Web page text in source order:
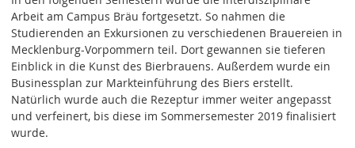
Arbeit am Campus Bräu fortgesetzt. So nahmen die
Studierenden an Exkursionen zu verschiedenen Brauereien in
Mecklenburg-Vorpommern teil. Dort gewannen sie tieferen
Einblick in die Kunst des Bierbrauens. Außerdem wurde ein
Businessplan zur Markteinführung des Biers erstellt.
Natürlich wurde auch die Rezeptur immer weiter angepasst
und verfeinert, bis diese im Sommersemester 2019 finalisiert
wurde.